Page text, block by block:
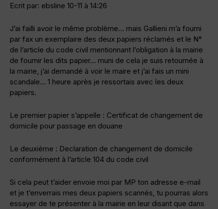
Ecrit par: ebsline 10-11 à 14:26
J’ai failli avoir le même problème… mais Gallieni m’a fourni
par fax un exemplaire des deux papiers réclamés et le N°
de l’article du code civil mentionnant l’obligation à la mairie
de fournir les dits papier… muni de cela je suis retournée à
la mairie, j’ai demandé à voir le maire et j’ai fais un mini
scandale… 1 heure après je ressortais avec les deux
papiers.
Le premier papier s’appelle : Certificat de changement de
domicile pour passage en douane
Le deuxième : Declaration de changement de domicile
conformément à l’article 104 du code civil
Si cela peut t’aider envoie moi par MP ton adresse e-mail
et je t’enverrais mes deux papiers scannés, tu pourras alors
essayer de te présenter à la mairie en leur disant que dans